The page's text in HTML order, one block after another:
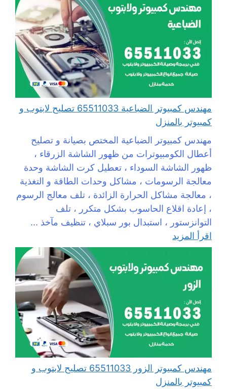
مهندس كمبيوتر الضباعية 65511033 تصليح لابتوب و
كمبيوتر بالمنزل
مهندس كمبيوتر الضباعية المختص بصيانة و تصليح
أعطال الكومبيوترات من ظهور الشاشة الزرقاء ،
ظهور الشاشة السوداء ، تعطيل كرت الشاشة وحدة
معالجة الرسومات ، مشاكل وحدات الطاقة و التغذية
، معالجة مشاكل الحرارة الزائدة ، تلف معالج الرسوم
، إعادة اقلاع الحاسوب بشكل متكرر ، تلف
التوانزستور ، استبدال بور سبلاي ، تنظيف مآخذ ...
اقرأ المزيد
مهندس كمبيوتر الزور 65511033 تصليح لابتوب و
كمبيوتر بالمنزل